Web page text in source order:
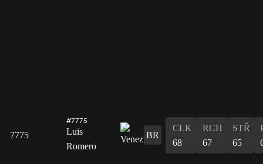
7775
#7775
Luis
Romero
BR
CLK
68
RCH
67
STŘ
65